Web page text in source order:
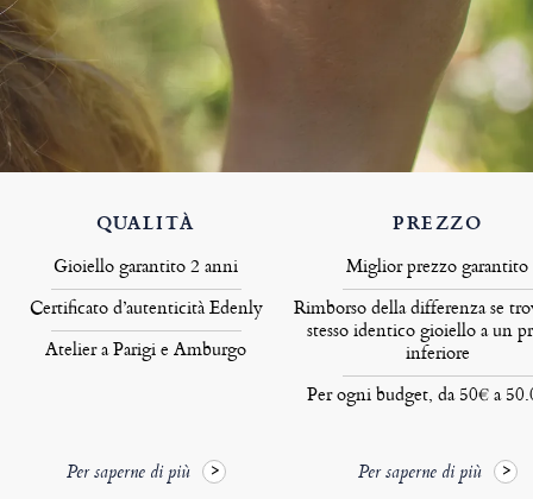
QUALITÀ
Gioiello garantito 2 anni
Certificato d’autenticità Edenly
Atelier a Parigi e Amburgo
Per saperne di più
PREZZO
Miglior prezzo garantito
Rimborso della differenza se
stesso identico gioiello a un
inferiore
Per ogni budget, da 50€ a
Per saperne di più